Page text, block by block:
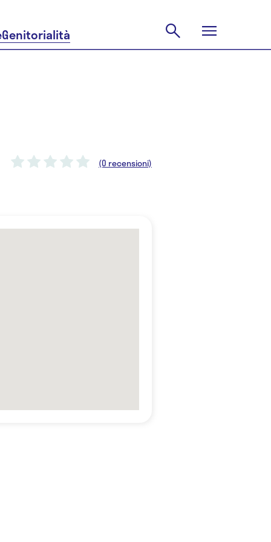
Genitorialità
(0 recensioni)